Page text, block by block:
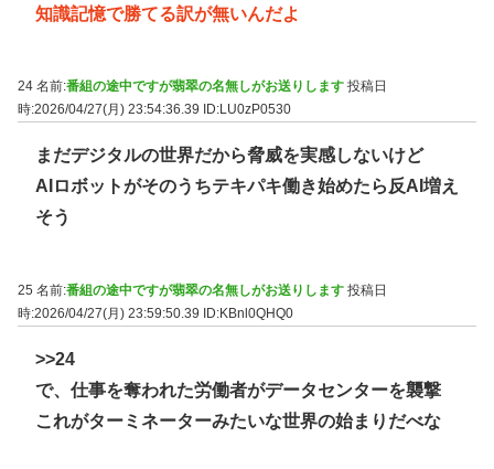
知識記憶で勝てる訳が無いんだよ
24 名前:番組の途中ですが翡翠の名無しがお送りします 投稿日
時:2026/04/27(月) 23:54:36.39
ID:LU0zP0530
まだデジタルの世界だから脅威を実感しないけど
AIロボットがそのうちテキパキ働き始めたら反AI増え
そう
25 名前:番組の途中ですが翡翠の名無しがお送りします 投稿日
時:2026/04/27(月) 23:59:50.39
ID:KBnl0QHQ0
>>24
で、仕事を奪われた労働者がデータセンターを襲撃
これがターミネーターみたいな世界の始まりだべな